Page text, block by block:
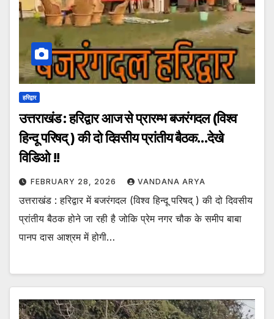
हरिद्वार
उत्तराखंड : हरिद्वार आज से प्रारम्भ बजरंगदल (विश्व
हिन्दू परिषद् ) की दो दिवसीय प्रांतीय बैठक…देखे
विडिओ !!
FEBRUARY 28, 2026 VANDANA ARYA
उत्तराखंड : हरिद्वार में बजरंगदल (विश्व हिन्दू परिषद् ) की दो दिवसीय
प्रांतीय बैठक होने जा रही है जोकि प्रेम नगर चौक के समीप बाबा
पानप दास आश्रम में होगी…